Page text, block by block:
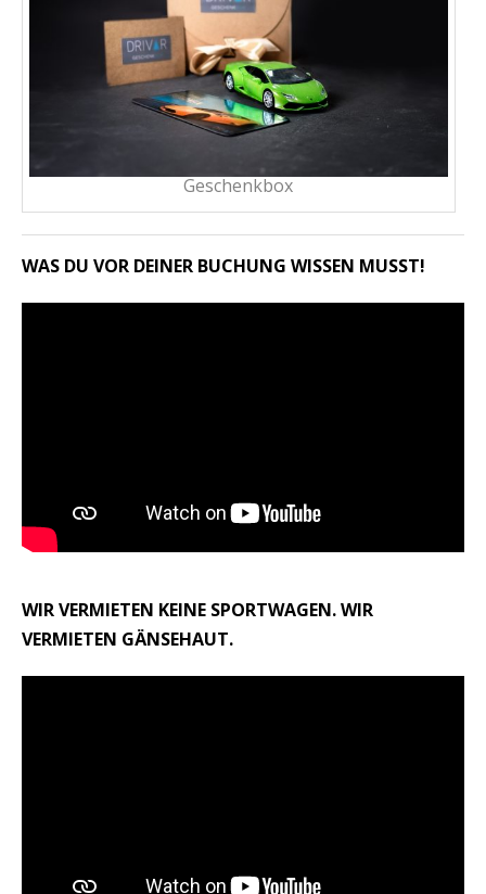
Geschenkbox
WAS DU VOR DEINER BUCHUNG WISSEN MUSST!
WIR VERMIETEN KEINE SPORTWAGEN. WIR
VERMIETEN GÄNSEHAUT.